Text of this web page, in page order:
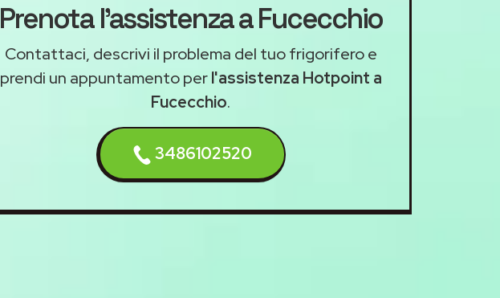
Prenota l'assistenza a Fucecchio
Contattaci, descrivi il problema del tuo frigorifero e
prendi un appuntamento perl'assistenza Hotpoint a
Fucecchio.
3486102520